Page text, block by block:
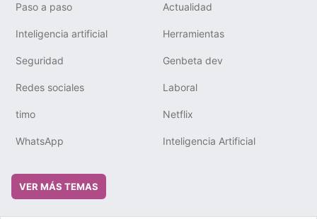
Paso a paso Actualidad
Inteligencia artificial Herramientas
Seguridad Genbeta dev
Redes sociales Laboral
timo Netflix
WhatsApp Inteligencia Artificial
VER MÁS TEMAS